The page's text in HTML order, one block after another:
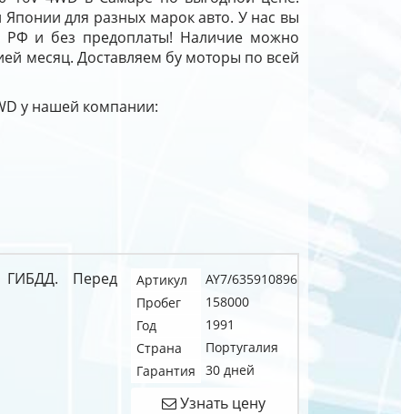
для разных марок авто. У нас вы
РФ и без предоплаты! Наличие можно
месяц. Доставляем бу моторы по всей
у нашей компании:
Перед
Артикул
AY7/635910896
Пробег
158000
Год
1991
Страна
Португалия
Гарантия
30 дней
Узнать цену